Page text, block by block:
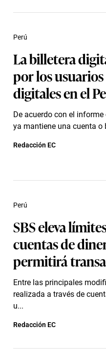
La billetera
por los
digitales en el
De acuerdo con el informe
ya mantiene una cuenta
Perú
Redacción EC
SBS eleva
cuentas de
permitirá
Entre las principales
realizada a través de
u...
Perú
Redacción EC